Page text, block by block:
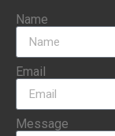
Name
Email
Message